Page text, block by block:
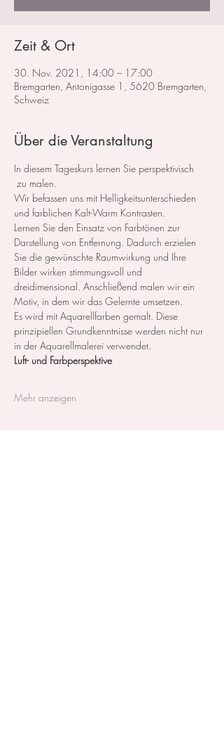
Zeit & Ort
30. Nov. 2021, 14:00 – 17:00
Bremgarten, Antonigasse 1, 5620 Bremgarten,
Schweiz
Über die Veranstaltung
In diesem Tageskurs lernen Sie perspektivisch
zu malen.
Wir befassen uns mit Helligkeitsunterschieden
und farblichen Kalt-Warm Kontrasten.
Lernen Sie den Einsatz von Farbtönen zur
Darstellung von Entfernung. Dadurch erzielen
Sie die gewünschte Raumwirkung und Ihre
Bilder wirken stimmungsvoll und
dreidimensional. Anschließend malen wir ein
Motiv, in dem wir das Gelernte umsetzen.
​Es wird mit Aquarellfarben gemalt. Diese
prinzipiellen Grundkenntnisse werden nicht nur
in der Aquarellmalerei verwendet.
Luft- und Farbperspektive
Mehr anzeigen